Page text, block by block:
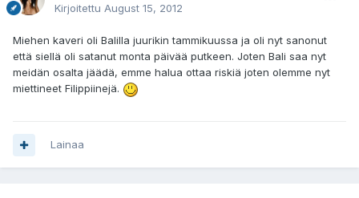
Kirjoitettu August 15, 2012
Miehen kaveri oli Balilla juurikin tammikuussa ja oli nyt sanonut
että siellä oli satanut monta päivää putkeen. Joten Bali saa nyt
meidän osalta jäädä, emme halua ottaa riskiä joten olemme nyt
miettineet Filippiinejä.
Lainaa